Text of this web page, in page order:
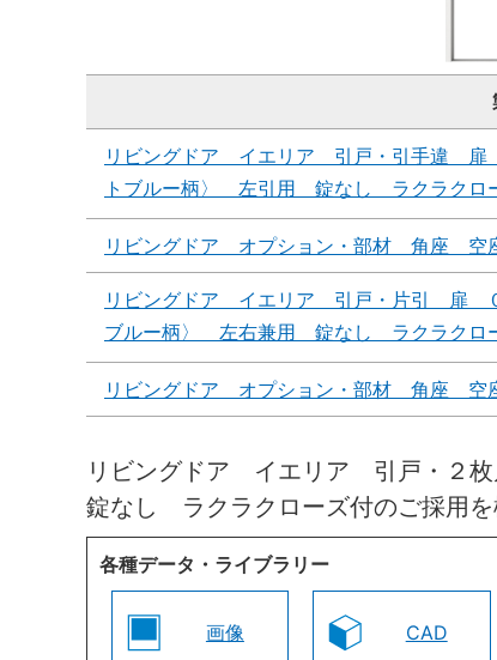
リビングドア イエリア 引戸・引手違
トブルー柄〉 左引用 錠なし ラクラクロ
リビングドア オプション・部材 角座 空
リビングドア イエリア 引戸・片引 扉
ブルー柄〉 左右兼用 錠なし ラクラクロ
リビングドア オプション・部材 角座 空
リビングドア イエリア 引戸・２
錠なし ラクラクローズ付のご採用を
各種データ・ライブラリー
画像 CAD